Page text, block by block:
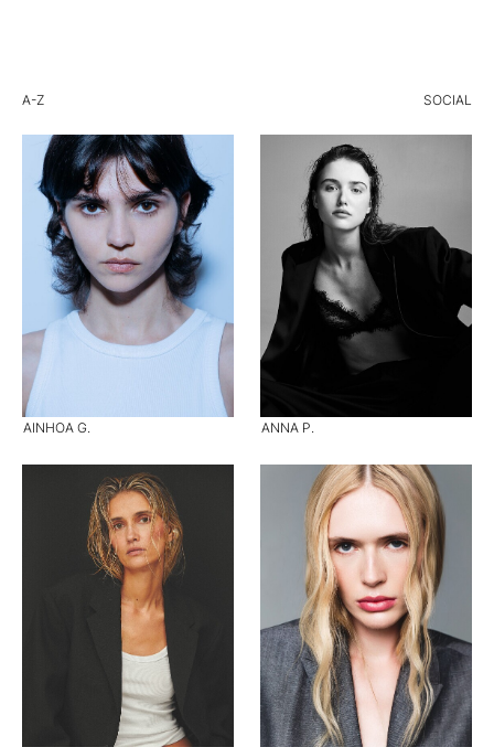
A-Z SOCIAL
AINHOA G. ANNA P.